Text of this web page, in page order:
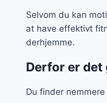
Selvom du kan
at have effektivt
derhjemme.
Derfor er det
Du finder